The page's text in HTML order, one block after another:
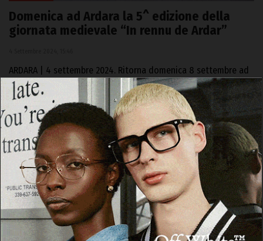
Domenica ad Ardara la 5^ edizione della
giornata medievale “In rennu de Ardar”
ARDARA | 4 settembre 2024. Ritorna domenica 8 settembre ad
Ardara l’appuntamento con la giornata di rievocazione…
Facebook
WhatsApp
Telegram
EmailThreads